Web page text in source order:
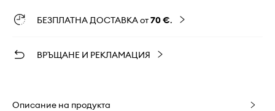
БЕЗПЛАТНА ДОСТАВКА от70 €.
ВРЪЩАНЕ И РЕКЛАМАЦИЯ
Описание на продукта